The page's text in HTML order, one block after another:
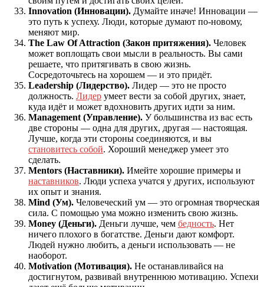
Innovation (Инновации). Думайте иначе! Инновации —
это путь к успеху. Люди, которые думают по-новому,
меняют мир.
The Law Of Attraction (Закон притяжения). Человек
может воплощать свои мысли в реальность. Вы сами
решаете, что притягивать в свою жизнь.
Сосредоточьтесь на хорошем — и это придёт.
Leadership (Лидерство). Лидер — это не просто
должность. Лидер умеет вести за собой других, знает,
куда идёт и может вдохновить других идти за ним.
Management (Управление). У большинства из вас есть
две стороны — одна для других, другая — настоящая.
Лучше, когда эти стороны соединяются, и вы
становитесь собой. Хороший менеджер умеет это
сделать.
Mentors (Наставники). Имейте хорошие примеры и
наставников. Люди успеха учатся у других, используют
их опыт и знания.
Mind (Ум). Человеческий ум — это огромная творческая
сила. С помощью ума можно изменить свою жизнь.
Money (Деньги). Деньги лучше, чем бедность. Нет
ничего плохого в богатстве. Деньги дают комфорт.
Людей нужно любить, а деньги использовать — не
наоборот.
Motivation (Мотивация). Не останавливайся на
достигнутом, развивай внутреннюю мотивацию. Успехи